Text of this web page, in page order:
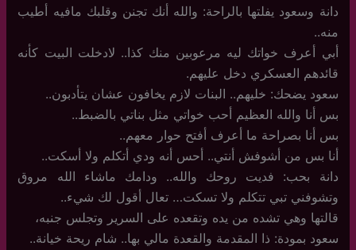
دانة وسعود يفلتها بالراحة: والله أنك تجنن وقلبك مافيه أطيب
منه..
أبي أعرف خواتك ليه مرعوبين منك كذا.. لادخلت البيت كأنه
قائدهم العسكري دخل عليهم.
سعود يضحك: خليهم.. البنات لازم يخافون عشان يتأدبون..
بس أنا والله العظيم أحب خواتي مثل بناتي بالضبط..
بس أنا بصراحة ما أعرف أفتح حوار معهم..
أنا بس من أشوفش أنتي.. أحس أنه ودي أتكلم ولا أسكت..
دانة بحب: فديت روحك والله.. ودامك ماشاء الله مروق
وتشوفني تبي تتكلم ولا تسكت… تعال أقول لك شيء..
قالتها وهي تشده من يده وتقعده على السرير وتجلس جنبه،
سعود بمودة: ذا المقدمة والقعدة مالي بها.. شام ريحة خيانة..